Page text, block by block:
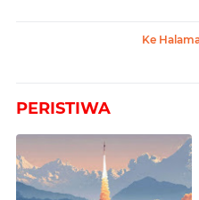
Ke
PERISTIWA